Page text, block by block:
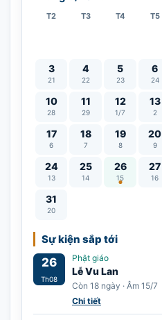
T2 T3 T4 T5
3
21
4
22
5
23
6
24
10
28
11
29
12
1/7
13
2
17
6
18
7
19
8
20
9
24
13
25
14
26
15
Lễ Vu Lan 27
16
31
20
Sự kiện sắp tới
26
Th08
Phật giáo
Lễ Vu Lan
Còn 18 ngày · Âm 15/7
Chi tiết